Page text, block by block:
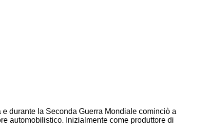
durante la Seconda Guerra Mondiale cominciò a
automobilistico. Inizialmente come produttore di